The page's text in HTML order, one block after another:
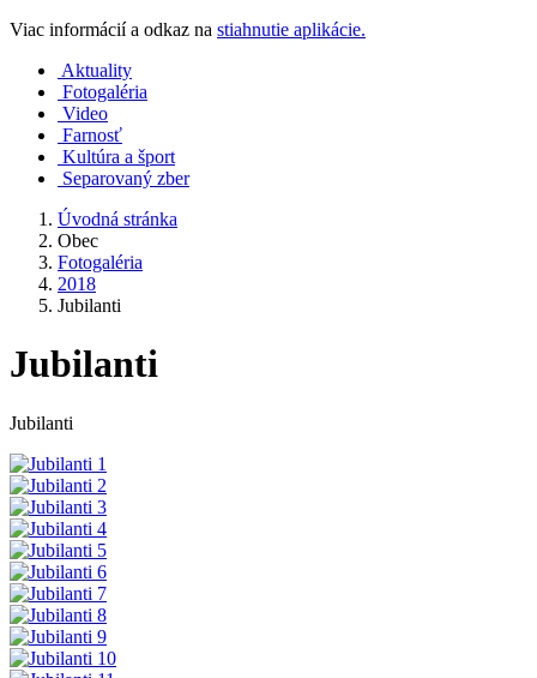
Viac informácií a odkaz na stiahnutie aplikácie.
Aktuality
Fotogaléria
Video
Farnosť
Kultúra a šport
Separovaný zber
Úvodná stránka
Obec
Fotogaléria
2018
Jubilanti
Jubilanti
Jubilanti